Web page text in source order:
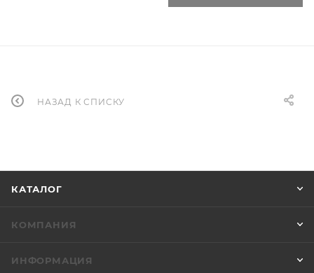
НАЗАД К СПИСКУ
КАТАЛОГ
КОМПАНИЯ
ИНФОРМАЦИЯ